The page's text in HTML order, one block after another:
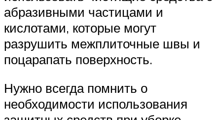
абразивными частицами и
кислотами, которые могут
разрушить межплиточные швы и
поцарапать поверхность.
Нужно всегда помнить о
необходимости использования